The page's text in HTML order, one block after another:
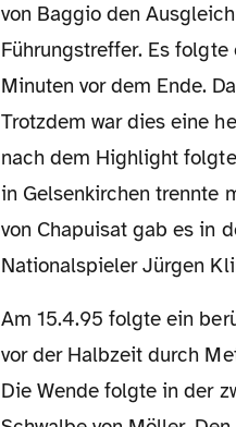
von Baggio den
Führungstreffer. Es
Minuten vor dem Ende.
Trotzdem war dies eine
nach dem Highlight
in Gelsenkirchen trennte
von Chapuisat gab es in
Nationalspieler Jürgen
Am 15.4.95 folgte ein berüchtigtes Heimspiel gegen Karlsruhe. Die Gäste gingen kurz
vor der Halbzeit durch
Die Wende folgte in der